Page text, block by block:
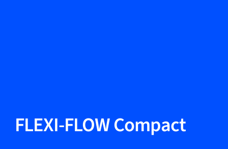
Producten
FLEXI-FLOW Compact